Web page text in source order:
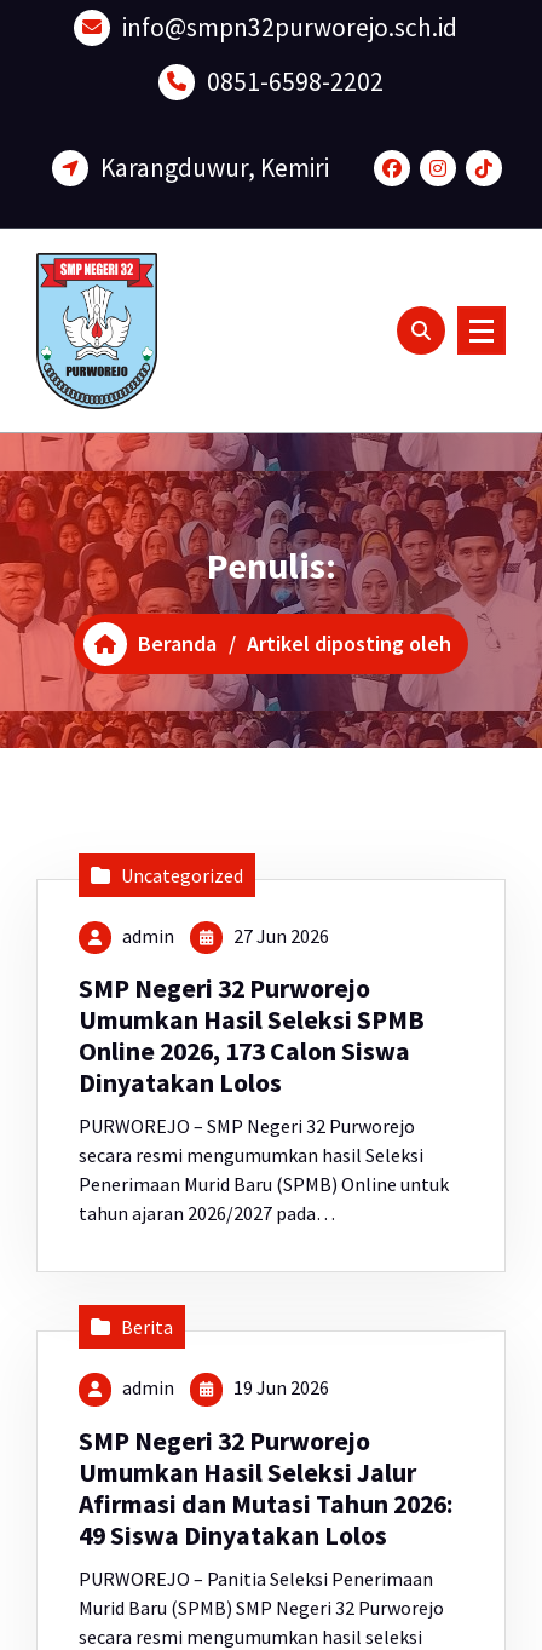
info@smpn32purworejo.sch.id
0851-6598-2202
Karangduwur, Kemiri
Penulis:
Beranda / Artikel diposting oleh
Uncategorized
admin 27 Jun 2026
SMP Negeri 32 Purworejo
Umumkan Hasil Seleksi SPMB
Online 2026, 173 Calon Siswa
Dinyatakan Lolos
PURWOREJO – SMP Negeri 32 Purworejo
secara resmi mengumumkan hasil Seleksi
Penerimaan Murid Baru (SPMB) Online untuk
tahun ajaran 2026/2027 pada…
Berita
admin 19 Jun 2026
SMP Negeri 32 Purworejo
Umumkan Hasil Seleksi Jalur
Afirmasi dan Mutasi Tahun 2026:
49 Siswa Dinyatakan Lolos
PURWOREJO – Panitia Seleksi Penerimaan
Murid Baru (SPMB) SMP Negeri 32 Purworejo
secara resmi mengumumkan hasil seleksi